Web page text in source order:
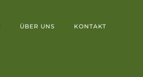
ÜBER UNS KONTAKT